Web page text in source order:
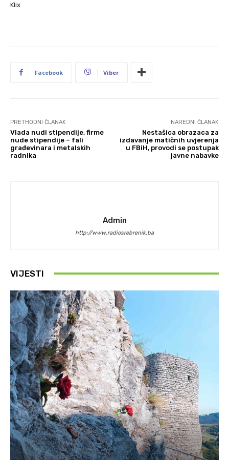
Klix
Facebook Viber
PRETHODNI ČLANAK
Vlada nudi stipendije, firme
nude stipendije – fali
građevinara i metalskih
radnika
NAREDNI ČLANAK
Nestašica obrazaca za
izdavanje matičnih uvjerenja
u FBiH, provodi se postupak
javne nabavke
Admin
http://www.radiosrebrenik.ba
VIJESTI